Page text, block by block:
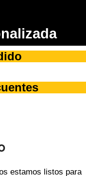
estamos listos para